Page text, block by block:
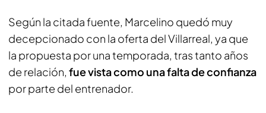
Según la citada fuente, Marcelino quedó muy
decepcionado con la oferta del Villarreal, ya que
la propuesta por una temporada, tras tanto años
de relación, fue vista como una falta de confianza
por parte del entrenador.